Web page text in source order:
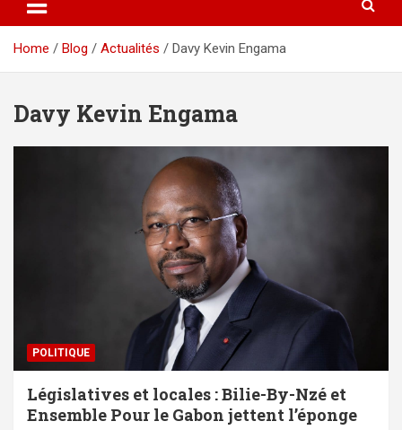
Home Blog Actualités Davy Kevin Engama
Davy Kevin Engama
POLITIQUE
Législatives et locales : Bilie-By-Nzé et
Ensemble Pour le Gabon jettent l’éponge